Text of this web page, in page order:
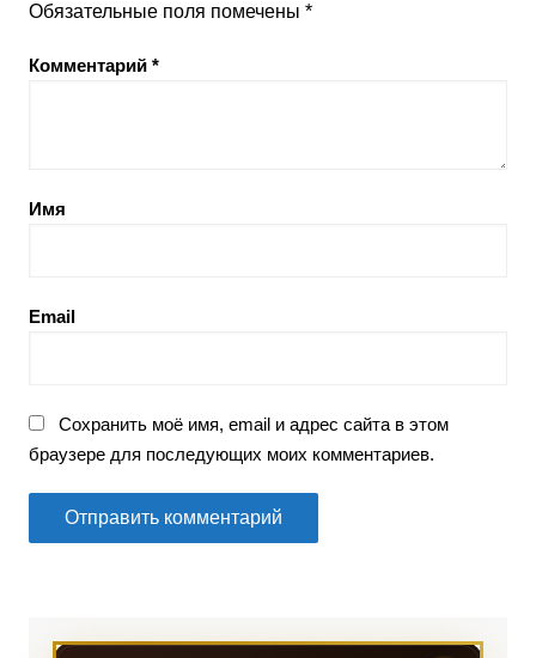
Обязательные поля помечены *
Комментарий *
Имя
Email
Сохранить моё имя, email и адрес сайта в этом
браузере для последующих моих комментариев.